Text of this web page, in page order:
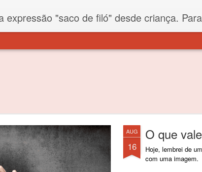
Para quem não sabe, filó é um tecido todo furadinho e permite que um saco feito com ele, mesmo que muito exposto ao ar soprado para dentro, nunca vai se
AUG
16
O que
Hoje, lembrei de
com uma imagem.